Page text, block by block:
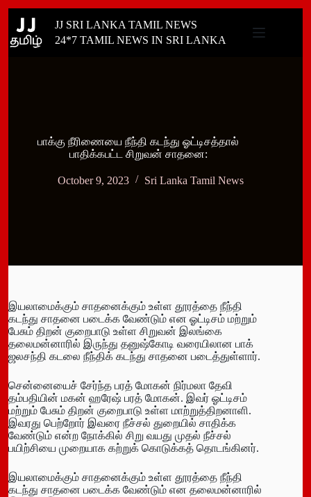
content
JJ SRI LANKA TAMIL NEWS
24*7 TAMIL NEWS IN SRI LANKA
பாக்கு நீரிணையை நீந்தி கடந்து ஓட்டிசத்தால்
பாதிக்கபட்ட சிறுவன் சாதனை:
October 9, 2023 Sri Lanka Tamil News
இயலாமைக்கும் சாதனைக்கும் உள்ள தூரத்தை நீந்தி
கடந்து சாதனை படைக்க வேண்டும் என ஓட்டிசம் மற்றும்
பேசும் திறன் குறைபாடு உள்ள சிறுவன் இலங்கை
தலைமன்னாரில் இருந்து தனுஷ்கோடி வரையிலான பாக்
ஜலசந்தி கடலை நீந்திக் கடந்து சாதனை படைத்துள்ளார்.
சென்னையைச் சேர்ந்த பரத் மோகன் நிர்மலா தேவி
தம்பதியின் மகன் ஹரேஷ் பரத் மோகன். இவர் ஓட்டிசம்
மற்றும் பேசும் திறன் குறைபாடு உள்ள மாற்றுத்திறனாளி.
இவரது பெற்றோர் இவரை நீச்சல் துறையில் சாதிக்க
வேண்டும் என்ற நோக்கில் சிறு வயது முதல் நீச்சல்
பயிற்சியை முறையாக கற்றுக் கொடுக்கத் தொடங்கினர்.
இயலாமைக்கும் சாதனைக்கும் உள்ள தூரத்தை நீந்தி
கடந்து சாதனை படைக்க வேண்டும் என தலைமன்னாரில்